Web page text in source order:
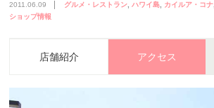
2011.06.09 グルメ・レストラン ハワイ島 カイルア・コナ
ショップ情報
店舗紹介 アクセス